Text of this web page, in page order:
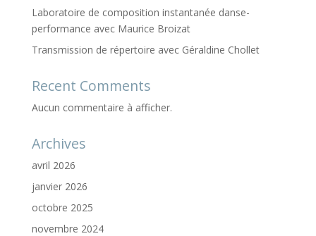
Laboratoire de composition instantanée danse-
performance avec Maurice Broizat
Transmission de répertoire avec Géraldine Chollet
Recent Comments
Aucun commentaire à afficher.
Archives
avril 2026
janvier 2026
octobre 2025
novembre 2024